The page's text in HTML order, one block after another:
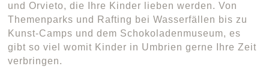
und Orvieto, die Ihre Kinder lieben werden. Von
Themenparks und Rafting bei Wasserfällen bis zu
Kunst-Camps und dem Schokoladenmuseum, es
gibt so viel womit Kinder in Umbrien gerne Ihre Zeit
verbringen.